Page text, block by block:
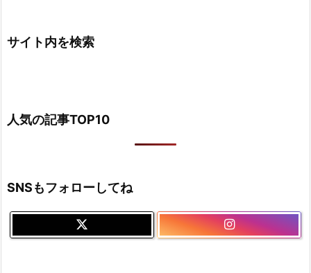
サイト内を検索
人気の記事TOP10
SNSもフォローしてね